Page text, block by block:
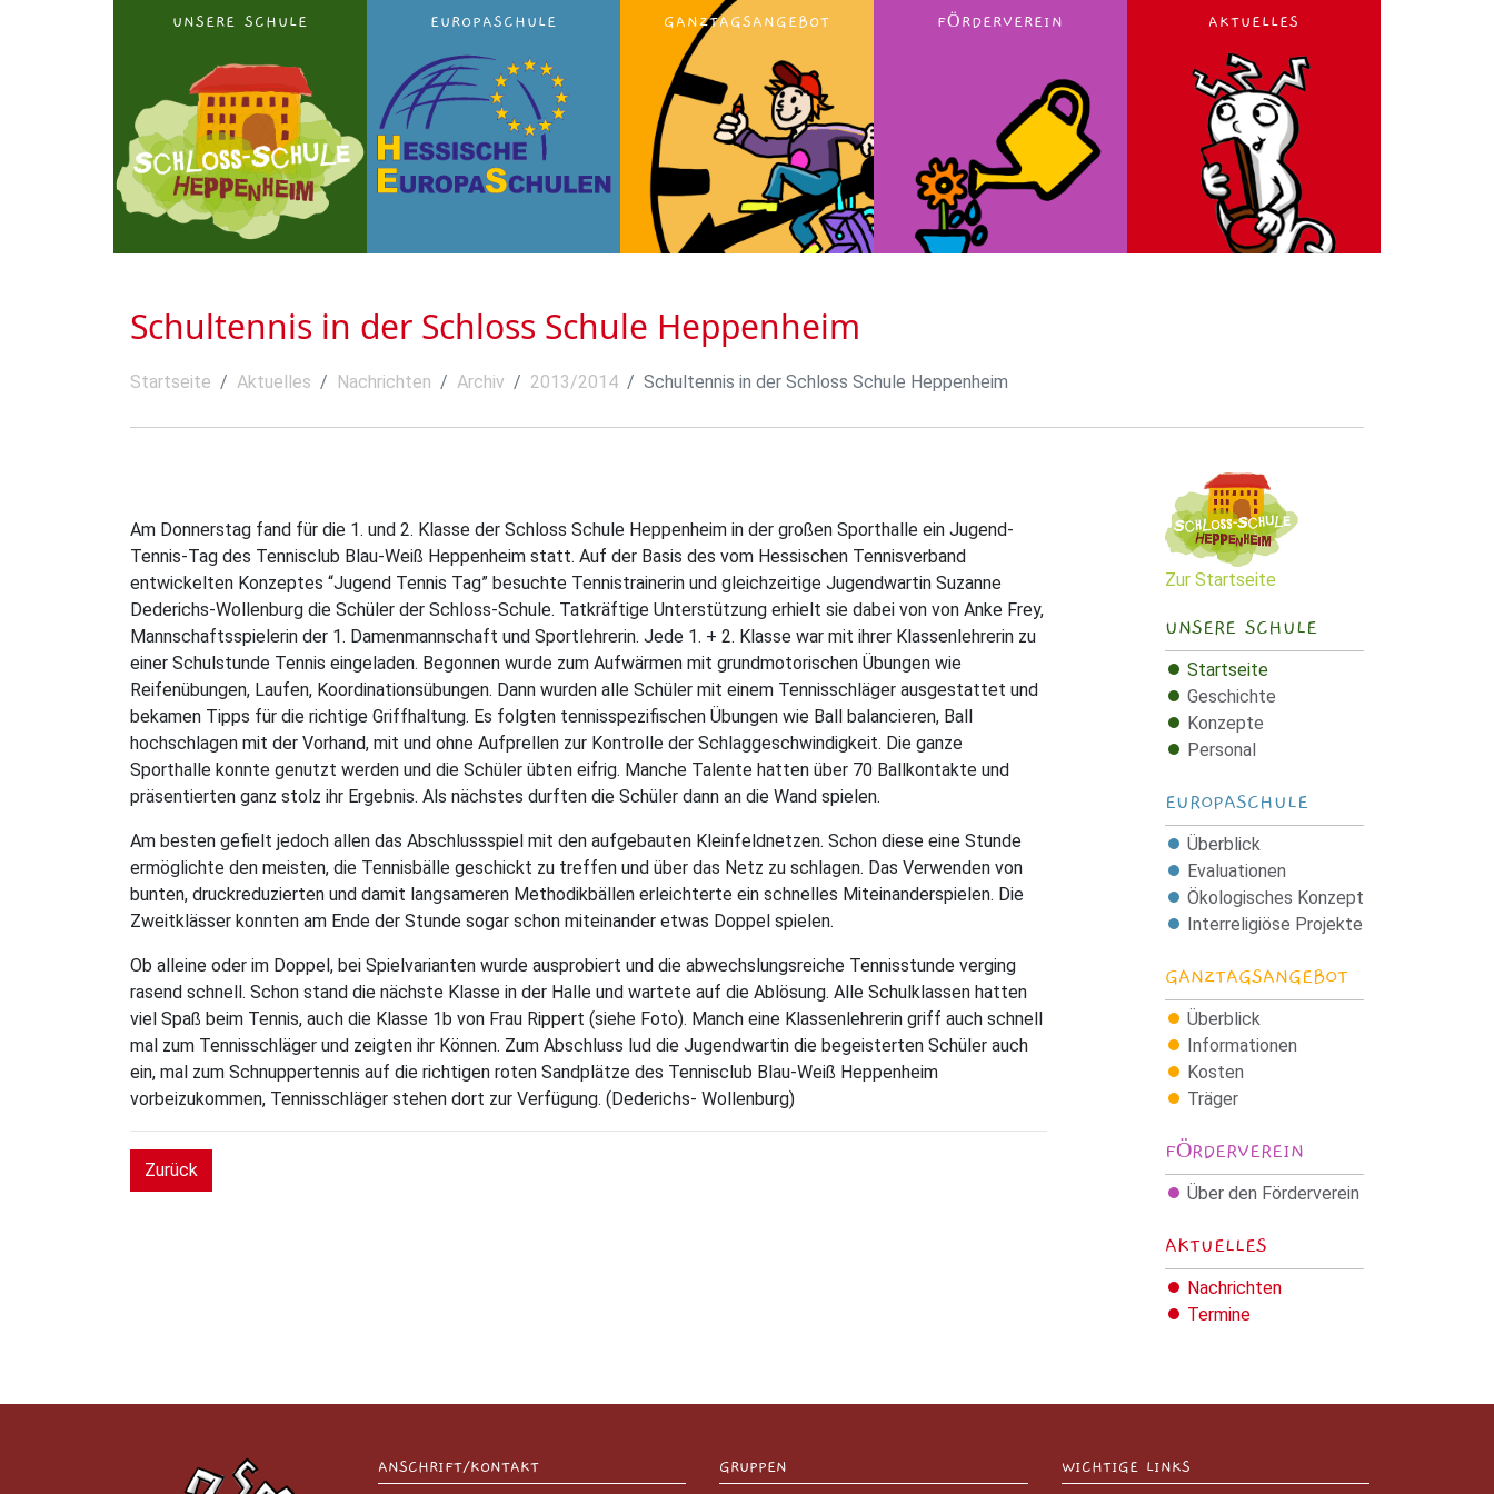
UNSERE SCHULE EUROPASCHULE GANZTAGSANGEBOT FÖRDERVEREIN AKTUELLES
Schultennis in der Schloss Schule Heppenheim
Startseite Aktuelles Nachrichten Archiv 2013/2014 Schultennis in der Schloss Schule Heppenheim
Am Donnerstag fand für die 1. und 2. Klasse der Schloss Schule Heppenheim in der großen Sporthalle ein Jugend-
Tennis-Tag des Tennisclub Blau-Weiß Heppenheim statt. Auf der Basis des vom Hessischen Tennisverband
entwickelten Konzeptes “Jugend Tennis Tag” besuchte Tennistrainerin und gleichzeitige Jugendwartin Suzanne
Dederichs-Wollenburg die Schüler der Schloss-Schule. Tatkräftige Unterstützung erhielt sie dabei von von Anke Frey,
Mannschaftsspielerin der 1. Damenmannschaft und Sportlehrerin. Jede 1. + 2. Klasse war mit ihrer Klassenlehrerin zu
einer Schulstunde Tennis eingeladen. Begonnen wurde zum Aufwärmen mit grundmotorischen Übungen wie
Reifenübungen, Laufen, Koordinationsübungen. Dann wurden alle Schüler mit einem Tennisschläger ausgestattet und
bekamen Tipps für die richtige Griffhaltung. Es folgten tennisspezifischen Übungen wie Ball balancieren, Ball
hochschlagen mit der Vorhand, mit und ohne Aufprellen zur Kontrolle der Schlaggeschwindigkeit. Die ganze
Sporthalle konnte genutzt werden und die Schüler übten eifrig. Manche Talente hatten über 70 Ballkontakte und
präsentierten ganz stolz ihr Ergebnis. Als nächstes durften die Schüler dann an die Wand spielen.
Am besten gefielt jedoch allen das Abschlussspiel mit den aufgebauten Kleinfeldnetzen. Schon diese eine Stunde
ermöglichte den meisten, die Tennisbälle geschickt zu treffen und über das Netz zu schlagen. Das Verwenden von
bunten, druckreduzierten und damit langsameren Methodikbällen erleichterte ein schnelles Miteinanderspielen. Die
Zweitklässer konnten am Ende der Stunde sogar schon miteinander etwas Doppel spielen.
Ob alleine oder im Doppel, bei Spielvarianten wurde ausprobiert und die abwechslungsreiche Tennisstunde verging
rasend schnell. Schon stand die nächste Klasse in der Halle und wartete auf die Ablösung. Alle Schulklassen hatten
viel Spaß beim Tennis, auch die Klasse 1b von Frau Rippert (siehe Foto). Manch eine Klassenlehrerin griff auch schnell
mal zum Tennisschläger und zeigten ihr Können. Zum Abschluss lud die Jugendwartin die begeisterten Schüler auch
ein, mal zum Schnuppertennis auf die richtigen roten Sandplätze des Tennisclub Blau-Weiß Heppenheim
vorbeizukommen, Tennisschläger stehen dort zur Verfügung. (Dederichs- Wollenburg)
Zurück
Zur Startseite
UNSERE SCHULE
Startseite
Geschichte
Konzepte
Personal
EUROPASCHULE
Überblick
Evaluationen
Ökologisches Konzept
Interreligiöse Projekte
GANZTAGSANGEBOT
Überblick
Informationen
Kosten
Träger
FÖRDERVEREIN
Über den Förderverein
AKTUELLES
Nachrichten
Termine
ANSCHRIFT/KONTAKT GRUPPEN WICHTIGE LINKS